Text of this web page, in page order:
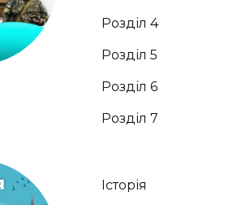
Розділ 4
Розділ 5
Розділ 6
Розділ 7
Історія